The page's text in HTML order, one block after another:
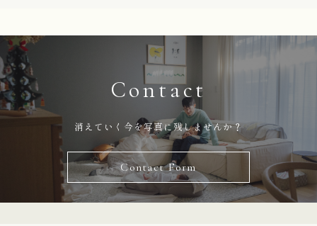
Contact
消えていく今を写真に残しませんか？
Contact Form